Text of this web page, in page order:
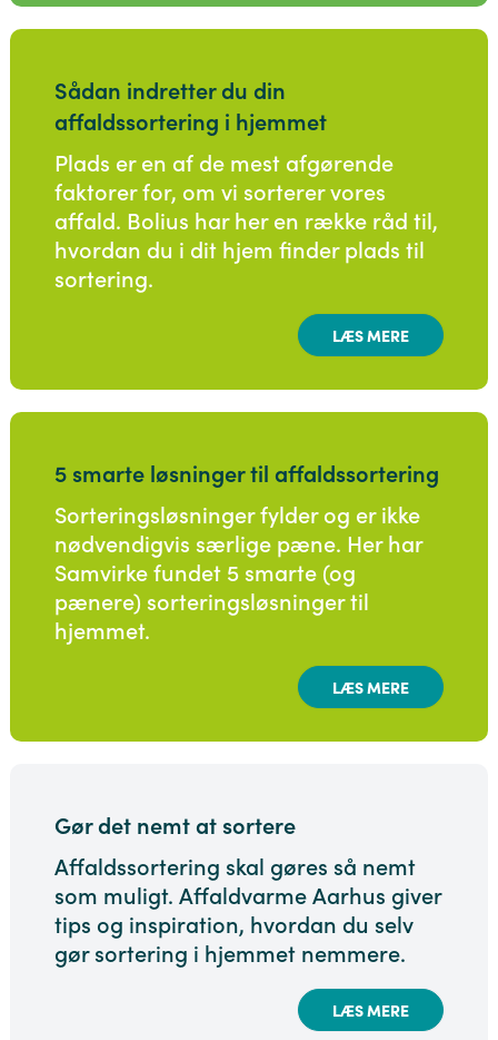
Sådan indretter du din
affaldssortering i hjemmet
Plads er en af de mest afgørende
faktorer for, om vi sorterer vores
affald. Bolius har her en række råd til,
hvordan du i dit hjem finder plads til
sortering.
LÆS MERE
5 smarte løsninger til affaldssortering
Sorteringsløsninger fylder og er ikke
nødvendigvis særlige pæne. Her har
Samvirke fundet 5 smarte (og
pænere) sorteringsløsninger til
hjemmet.
LÆS MERE
Gør det nemt at sortere
Affaldssortering skal gøres så nemt
som muligt. Affaldvarme Aarhus giver
tips og inspiration, hvordan du selv
gør sortering i hjemmet nemmere.
LÆS MERE